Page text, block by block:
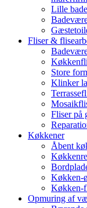
Lille
Fliser &
Store
Klinker
Fliser på
Køkkener
Åbent
Køkken-
Køkken-
Opmuring af